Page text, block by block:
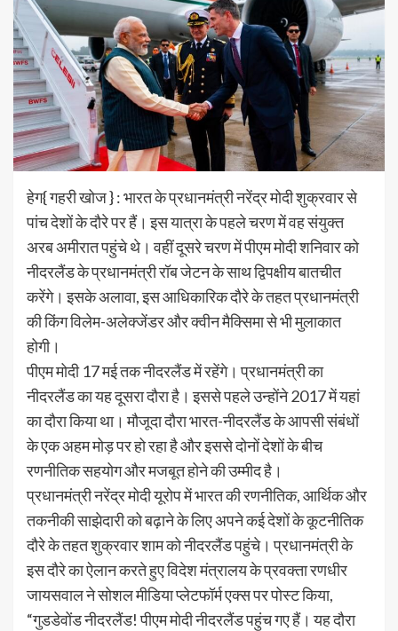
हेग{ गहरी खोज } : भारत के प्रधानमंत्री नरेंद्र मोदी शुक्रवार से
पांच देशों के दौरे पर हैं। इस यात्रा के पहले चरण में वह संयुक्त
अरब अमीरात पहुंचे थे। वहीं दूसरे चरण में पीएम मोदी शनिवार को
नीदरलैंड के प्रधानमंत्री रॉब जेटन के साथ द्विपक्षीय बातचीत
करेंगे। इसके अलावा, इस आधिकारिक दौरे के तहत प्रधानमंत्री
की किंग विलेम-अलेक्जेंडर और क्वीन मैक्सिमा से भी मुलाकात
होगी।
पीएम मोदी 17 मई तक नीदरलैंड में रहेंगे। प्रधानमंत्री का
नीदरलैंड का यह दूसरा दौरा है। इससे पहले उन्होंने 2017 में यहां
का दौरा किया था। मौजूदा दौरा भारत-नीदरलैंड के आपसी संबंधों
के एक अहम मोड़ पर हो रहा है और इससे दोनों देशों के बीच
रणनीतिक सहयोग और मजबूत होने की उम्मीद है।
प्रधानमंत्री नरेंद्र मोदी यूरोप में भारत की रणनीतिक, आर्थिक और
तकनीकी साझेदारी को बढ़ाने के लिए अपने कई देशों के कूटनीतिक
दौरे के तहत शुक्रवार शाम को नीदरलैंड पहुंचे। प्रधानमंत्री के
इस दौरे का ऐलान करते हुए विदेश मंत्रालय के प्रवक्ता रणधीर
जायसवाल ने सोशल मीडिया प्लेटफॉर्म एक्स पर पोस्ट किया,
“गुडडेवोंड नीदरलैंड! पीएम मोदी नीदरलैंड पहुंच गए हैं। यह दौरा